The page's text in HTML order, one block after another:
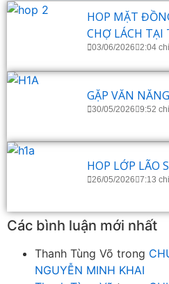
HOP MẶT
CHỢ LÁCH TẠI
03/06/2026 2:04
GẶP VĂN
30/05/2026 9:52
HOP LỚP LÃO
26/05/2026 7:13
Các bình luận mới nhất
Thanh Tùng Võ trong
NGUYỄN MINH KHAI